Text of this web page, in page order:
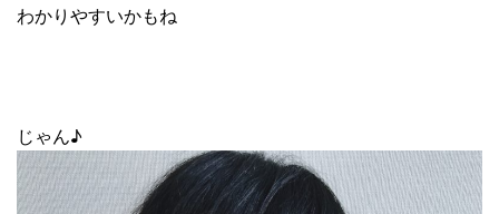
わかりやすいかもね
じゃん♪